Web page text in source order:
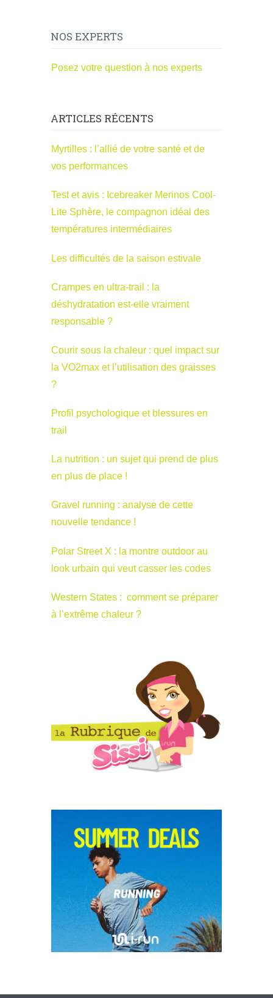
NOS EXPERTS
Posez votre question à nos experts
ARTICLES RÉCENTS
Myrtilles : l’allié de votre santé et de
vos performances
Test et avis : Icebreaker Merinos Cool-
Lite Sphère, le compagnon idéal des
températures intermédiaires
Les difficultés de la saison estivale
Crampes en ultra-trail : la
déshydratation est-elle vraiment
responsable ?
Courir sous la chaleur : quel impact sur
la VO2max et l’utilisation des graisses
?
Profil psychologique et blessures en
trail
La nutrition : un sujet qui prend de plus
en plus de place !
Gravel running : analyse de cette
nouvelle tendance !
Polar Street X : la montre outdoor au
look urbain qui veut casser les codes
Western States : comment se préparer
à l’extrême chaleur ?